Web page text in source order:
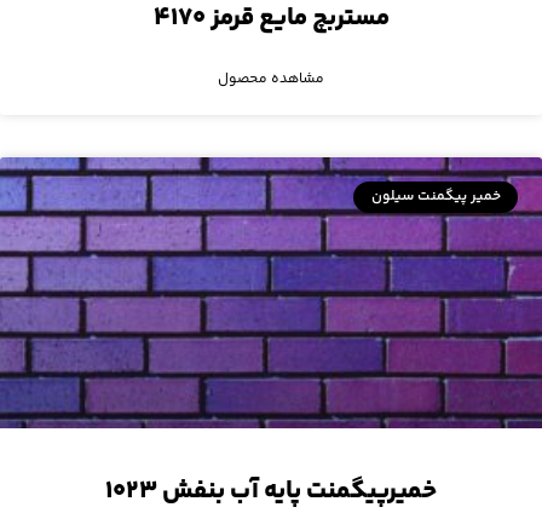
مستربچ مایع قرمز ۴۱۷۰
مشاهده محصول
خمیر پیگمنت سیلون
خمیرپیگمنت پایه آب بنفش ۱۰۲۳